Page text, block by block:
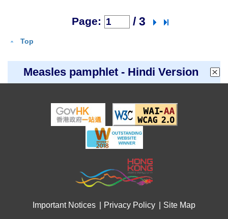
Page: / 3
Top
Measles pamphlet - Hindi Version
Important Notices Privacy Policy Site Map